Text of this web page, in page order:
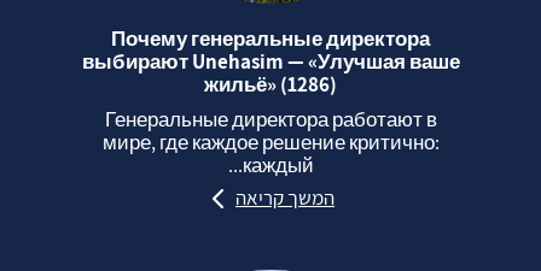
Почему генеральные директора
выбирают Unehasim — «Улучшая ваше
жильё» (1286)
Генеральные директора работают в
мире, где каждое решение критично:
каждый...
המשך קריאה